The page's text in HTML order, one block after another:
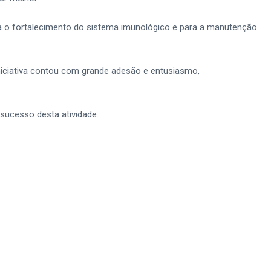
o fortalecimento do sistema imunológico e para a manutenção
contou com grande adesão e entusiasmo,
desta atividade.